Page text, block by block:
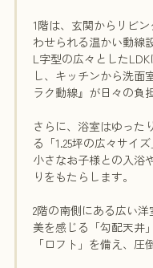
1階は、玄関からリビ
わせられる温かい動線
L字型の広々とした
し、キッチンから洗面
ラク動線』が日々の負
さらに、浴室はゆった
る「1.25坪の広々サイズ
小さなお子様との入浴
りをもたらします。
2階の南側にある広い
美を感じる「勾配天井
「ロフト」を備え、圧